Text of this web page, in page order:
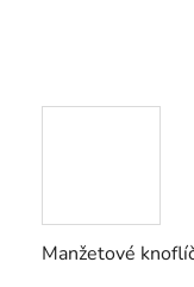
Manžetové